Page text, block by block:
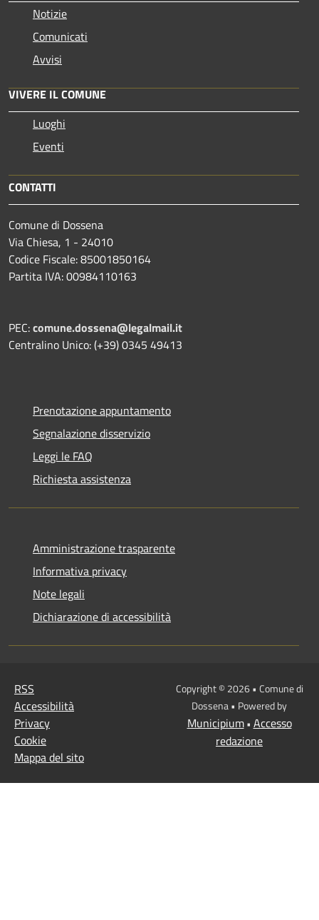
Notizie
Comunicati
Avvisi
VIVERE IL COMUNE
Luoghi
Eventi
CONTATTI
Comune di Dossena
Via Chiesa, 1 - 24010
Codice Fiscale: 85001850164
Partita IVA: 00984110163
PEC:comune.dossena@legalmail.it
Centralino Unico: (+39) 0345 49413
Prenotazione appuntamento
Segnalazione disservizio
Leggi le FAQ
Richiesta assistenza
Amministrazione trasparente
Informativa privacy
Note legali
Dichiarazione di accessibilità
RSS
Accessibilità
Privacy
Cookie
Mappa del sito
Copyright © 2026 • Comune di
Dossena • Powered by
Municipium• Accesso
redazione